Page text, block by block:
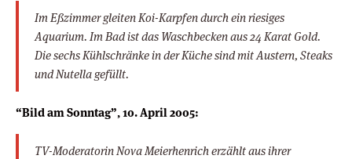
Im Eßzimmer gleiten Koi-Karpfen durch ein riesiges
Aquarium. Im Bad ist das Waschbecken aus 24 Karat Gold.
Die sechs Kühlschränke in der Küche sind mit Austern, Steaks
und Nutella gefüllt.
“Bild am Sonntag”, 10. April 2005:
TV-Moderatorin Nova Meierhenrich erzählt aus ihrer